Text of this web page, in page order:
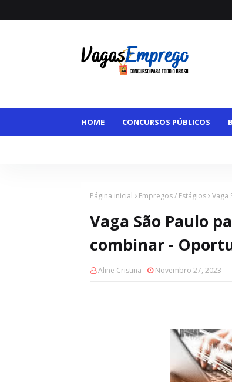
HOME CONCURSOS PÚBLICOS
Página inicial Empregos / Estágios Vaga
Vaga São Paulo
combinar -
Aline Cristina Novembro 27, 2023